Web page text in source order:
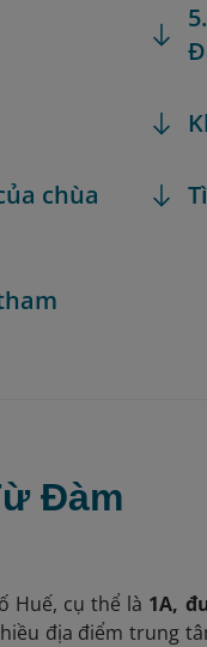
chùa
Đàm
Huế, cụ thể là 1A,
địa điểm trung